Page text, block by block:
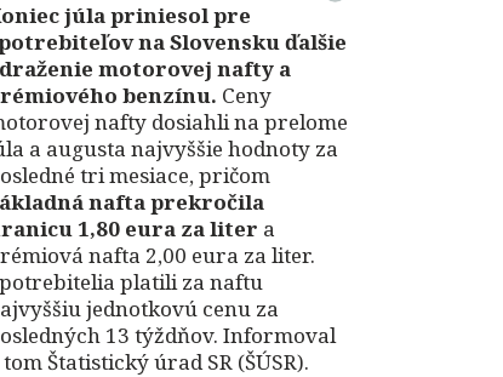
júla priniesol pre
na Slovensku ďalšie
motorovej nafty a
benzínu. Ceny
nafty dosiahli na prelome
a augusta najvyššie hodnoty za
tri mesiace, pričom
nafta prekročila
1,80 eura za liter a
nafta 2,00 eura za liter.
platili za naftu
jednotkovú cenu za
13 týždňov. Informoval
tom Štatistický úrad SR (ŠÚSR).